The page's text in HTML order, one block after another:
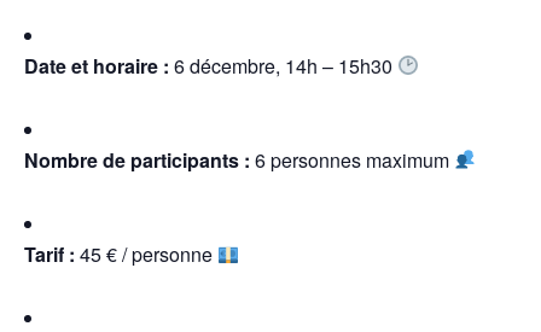
Date et horaire : 6 décembre, 14h – 15h30
Nombre de participants : 6 personnes maximum
Tarif : 45 € / personne